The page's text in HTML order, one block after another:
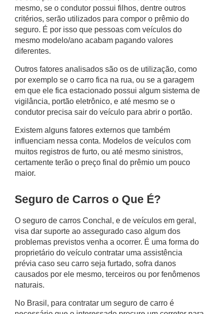
mesmo, se o condutor possui filhos, dentre outros
critérios, serão utilizados para compor o prêmio do
seguro. É por isso que pessoas com veículos do
mesmo modelo/ano acabam pagando valores
diferentes.
Outros fatores analisados são os de utilização, como
por exemplo se o carro fica na rua, ou se a garagem
em que ele fica estacionado possui algum sistema de
vigilância, portão eletrônico, e até mesmo se o
condutor precisa sair do veículo para abrir o portão.
Existem alguns fatores externos que também
influenciam nessa conta. Modelos de veículos com
muitos registros de furto, ou até mesmo sinistros,
certamente terão o preço final do prêmio um pouco
maior.
Seguro de Carros o Que É?
O seguro de carros Conchal , e de veículos em geral,
visa dar suporte ao assegurado caso algum dos
problemas previstos venha a ocorrer. É uma forma do
proprietário do veículo contratar uma assistência
prévia caso seu carro seja furtado, sofra danos
causados por ele mesmo, terceiros ou por fenômenos
naturais.
No Brasil, para contratar um seguro de carro é